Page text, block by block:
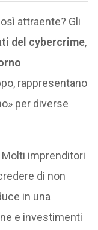
attraente? Gli
del cybercrime,
rappresentano
per diverse
Molti imprenditori
di non
in una
e investimenti